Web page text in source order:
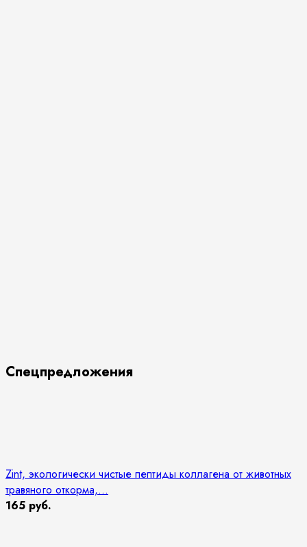
Спецпредложения
Zint, экологически чистые пептиды коллагена от животных
травяного откорма,...
165 руб.